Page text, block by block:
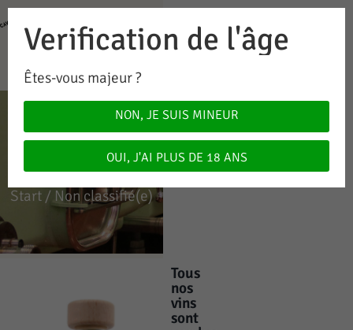
NON
CLASSIFIÉ(E)
Start / Non classifié(e)
Tous
nos
vins
sont
Verification de l'âge
Êtes-vous majeur ?
NON, JE SUIS MINEUR
OUI, J'AI PLUS DE 18 ANS